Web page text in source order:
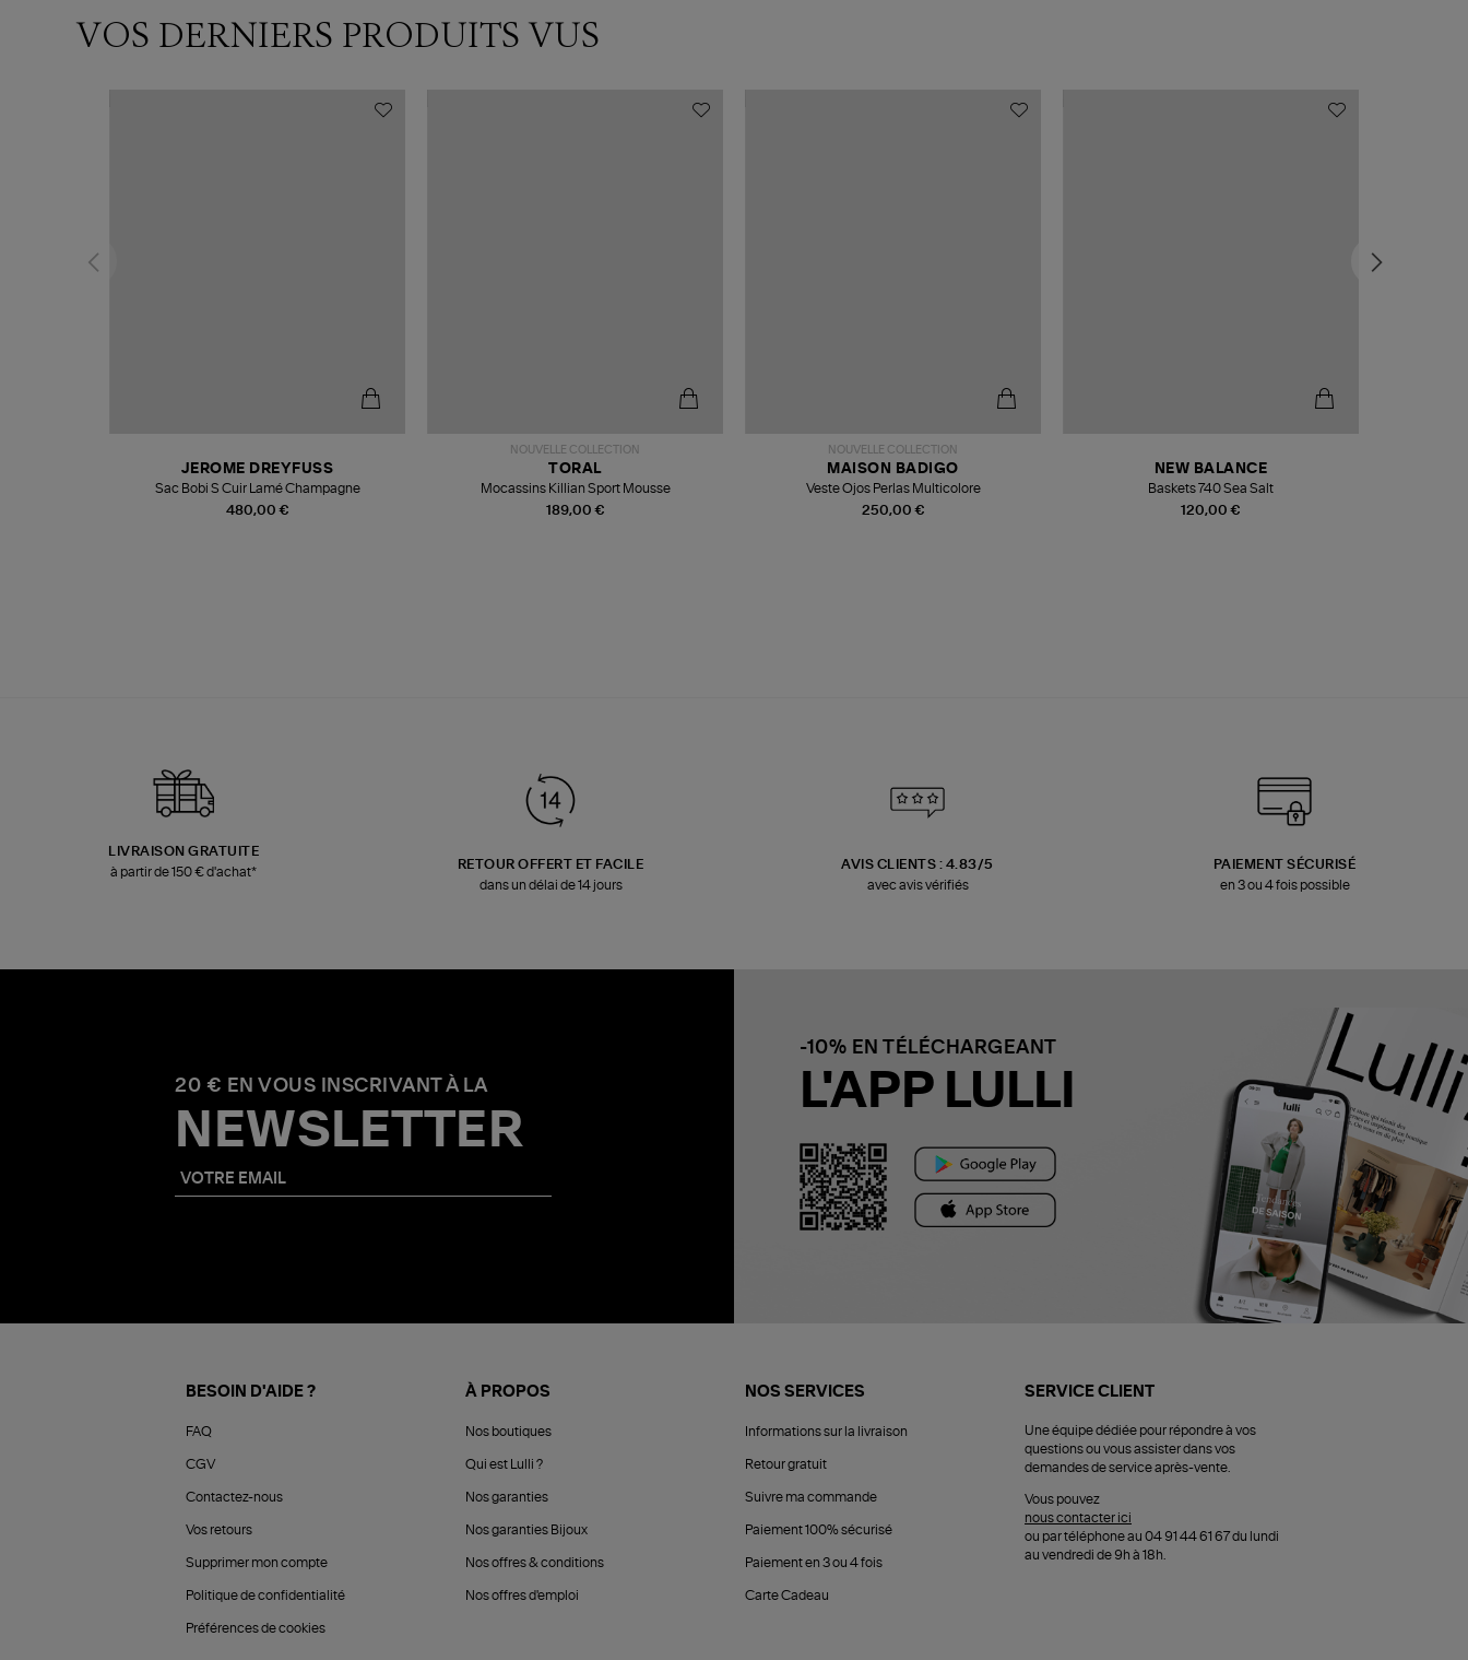
VOS DERNIERS PRODUITS VUS
480,00 €
JEROME DREYFUSS
Sac Bobi S Cuir Lamé Champagne
NOUVELLE COLLECTION
189,00 €
TORAL
Mocassins Killian Sport Mousse
NOUVELLE COLLECTION
250,00 €
MAISON BADIGO
Veste Ojos Perlas Multicolore
120,00 €
NEW BALANCE
Baskets 740 Sea Salt
LIVRAISON GRATUITE
à partir de 150 € d'achat*
RETOUR OFFERT ET FACILE
dans un délai de 14 jours
AVIS CLIENTS : 4.83/5
avec avis vérifiés
PAIEMENT SÉCURISÉ
en 3 ou 4 fois possible
20 € EN VOUS INSCRIVANT À LA
NEWSLETTER
-10% EN TÉLÉCHARGEANT
L'APP LULLI
BESOIN D'AIDE ?
FAQ
CGV
Contactez-nous
Vos retours
Supprimer mon compte
Politique de confidentialité
Préférences de cookies
À PROPOS
Nos boutiques
Qui est Lulli ?
Nos garanties
Nos garanties Bijoux
Nos offres & conditions
Nos offres d'emploi
NOS SERVICES
Informations sur la livraison
Retour gratuit
Suivre ma commande
Paiement 100% sécurisé
Paiement en 3 ou 4 fois
Carte Cadeau
SERVICE CLIENT
Une équipe dédiée pour répondre à vos
questions ou vous assister dans vos
demandes de service après-vente.
Vous pouvez
nous contacter ici
ou par téléphone au 04 91 44 61 67 du lundi
au vendredi de 9h à 18h.